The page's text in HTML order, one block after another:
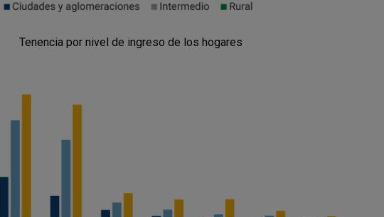
Tenencia por nivel de ingreso de los hogares